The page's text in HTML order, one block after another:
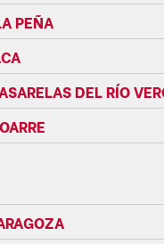
PEÑA
DEL RÍO